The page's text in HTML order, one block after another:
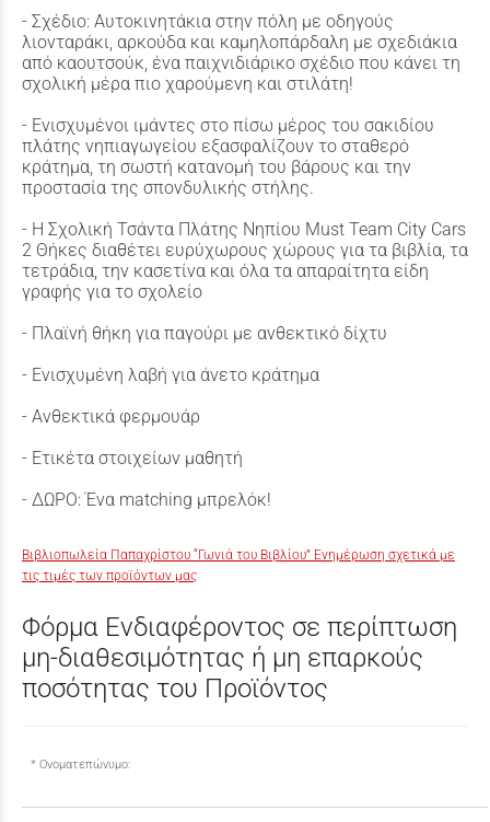
- Σχέδιο: Αυτοκινητάκια στην πόλη με οδηγούς
λιονταράκι, αρκούδα και καμηλοπάρδαλη με σχεδιάκια
από καουτσούκ, ένα παιχνιδιάρικο σχέδιο που κάνει τη
σχολική μέρα πιο χαρούμενη και στιλάτη!
- Ενισχυμένοι ιμάντες στο πίσω μέρος του σακιδίου
πλάτης νηπιαγωγείου εξασφαλίζουν το σταθερό
κράτημα, τη σωστή κατανομή του βάρους και την
προστασία της σπονδυλικής στήλης.
- H Σχολική Τσάντα Πλάτης Νηπίου Must Team City Cars
2 Θήκες διαθέτει ευρύχωρους χώρους για τα βιβλία, τα
τετράδια, την κασετίνα και όλα τα απαραίτητα είδη
γραφής για το σχολείο
- Πλαϊνή θήκη για παγούρι με ανθεκτικό δίχτυ
- Ενισχυμένη λαβή για άνετο κράτημα
- Ανθεκτικά φερμουάρ
- Ετικέτα στοιχείων μαθητή
- ΔΩΡΟ: Ένα matching μπρελόκ!
Βιβλιοπωλεία Παπαχρίστου “Γωνιά του Βιβλίου” Ενημέρωση σχετικά με
τις τιμές των προϊόντων μας
Φόρμα Ενδιαφέροντος σε περίπτωση
μη-διαθεσιμότητας ή μη επαρκούς
ποσότητας του Προϊόντος
Ονοματεπώνυμο: